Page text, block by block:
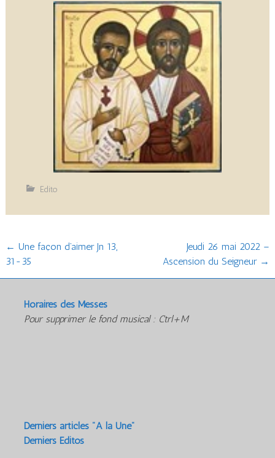
Edito
Post
navigation
← Une façon d’aimer Jn 13,
31-35
Jeudi 26 mai 2022 –
Ascension du Seigneur →
Horaires des Messes
Pour supprimer le fond musical : Ctrl+M
Derniers articles "A la Une"
Derniers Editos